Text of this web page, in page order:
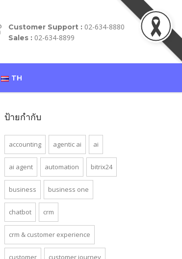
Customer Support : 02-634-8880
Sales : 02-634-8899
TH
ป้ายกำกับ
accounting agentic ai ai
ai agent automation bitrix24
business business one
chatbot crm
crm & customer experience
customer customer journey